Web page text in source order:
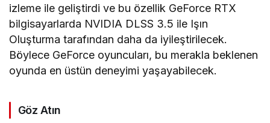
izleme ile geliştirdi ve bu özellik GeForce RTX
bilgisayarlarda NVIDIA DLSS 3.5 ile Işın
Oluşturma tarafından daha da iyileştirilecek.
Böylece GeForce oyuncuları, bu merakla beklenen
oyunda en üstün deneyimi yaşayabilecek.
Göz Atın